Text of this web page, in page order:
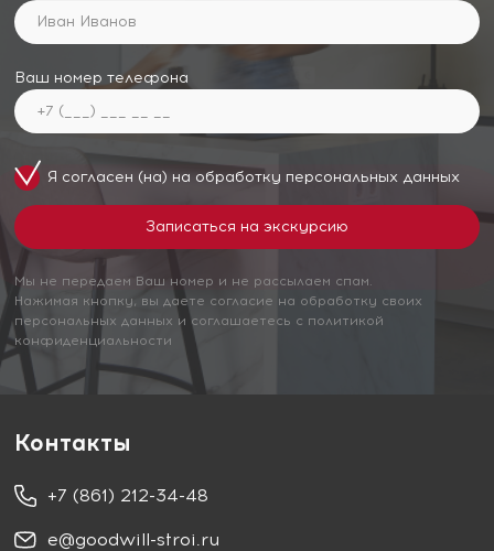
Ваш номер телефона
Я согласен (на) на обработку персональных данных
Мы не передаем Ваш номер и не рассылаем спам.
Нажимая кнопку, вы даете согласие на обработку своих
персональных данных и соглашаетесь с политикой
конфиденциальности
Контакты
+7 (861) 212-34-48
e@goodwill-stroi.ru